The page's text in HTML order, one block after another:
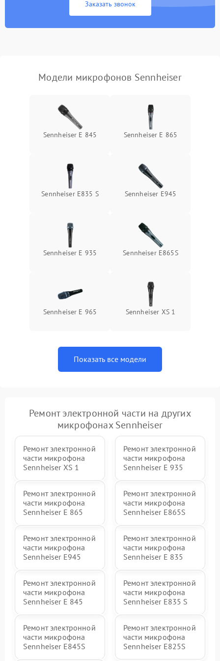
Неисправность модуля
беспроводных
микрофонов)
Заказать звонок
Модели микрофонов Sennheiser
Sennheiser E 845 Sennheiser E 865
Sennheiser E835 S Sennheiser E945
Sennheiser E 935 Sennheiser E865S
Sennheiser E 965 Sennheiser XS 1
Показать все модели
Ремонт электронной части на других
микрофонах Sennheiser
Ремонт электронной
части микрофона
Sennheiser XS 1
Ремонт электронной
части микрофона
Sennheiser E 935
Ремонт электронной
части микрофона
Sennheiser E 865
Ремонт электронной
части микрофона
Sennheiser E865S
Ремонт электронной
части микрофона
Sennheiser E945
Ремонт электронной
части микрофона
Sennheiser E 835
Ремонт электронной
части микрофона
Sennheiser E 845
Ремонт электронной
части микрофона
Sennheiser E835 S
Ремонт электронной
части микрофона
Sennheiser E845S
Ремонт электронной
части микрофона
Sennheiser E825S